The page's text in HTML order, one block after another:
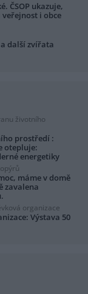
ČSOP ukazuje,
i obce
další zvířata
životního
prostředí :
otepluje:
energetiky
máme v domě
zavalena
organizace
Výstava 50